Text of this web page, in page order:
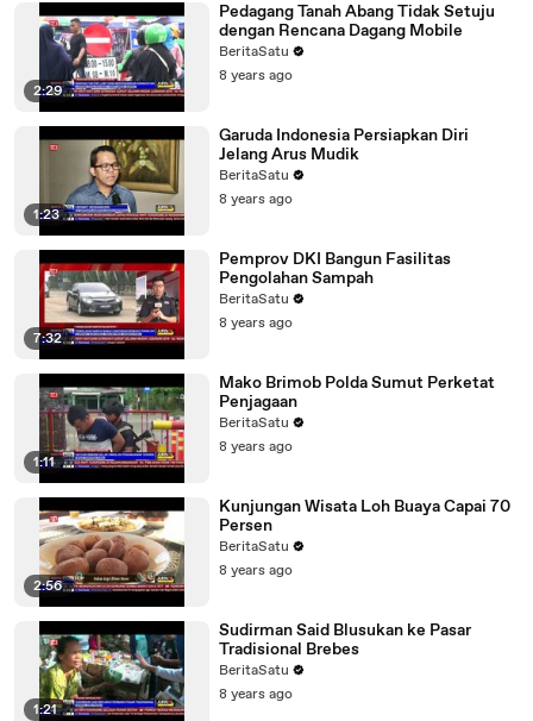
2:29
Pedagang Tanah Abang Tidak Setuju
dengan Rencana Dagang Mobile
BeritaSatu
8 years ago
1:23
Garuda Indonesia Persiapkan Diri
Jelang Arus Mudik
BeritaSatu
8 years ago
7:32
Pemprov DKI Bangun Fasilitas
Pengolahan Sampah
BeritaSatu
8 years ago
1:11
Mako Brimob Polda Sumut Perketat
Penjagaan
BeritaSatu
8 years ago
2:56
Kunjungan Wisata Loh Buaya Capai 70
Persen
BeritaSatu
8 years ago
1:21
Sudirman Said Blusukan ke Pasar
Tradisional Brebes
BeritaSatu
8 years ago